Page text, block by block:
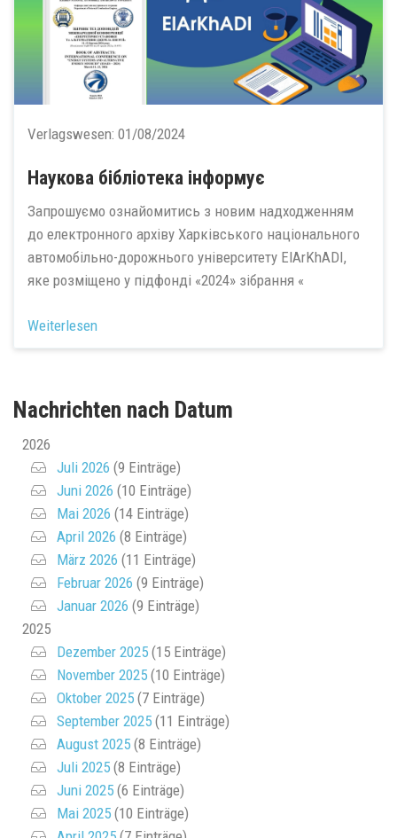
Verlagswesen: 01/08/2024
Наукова бібліотека інформує
Запрошуємо ознайомитись з новим надходженням
до електронного архіву Харківського національного
автомобільно-дорожнього університету ElArKhADI,
яке розміщено у підфонді «2024» зібрання «
Weiterlesen
Nachrichten nach Datum
2026
Juli 2026 (9 Einträge)
Juni 2026 (10 Einträge)
Mai 2026 (14 Einträge)
April 2026 (8 Einträge)
März 2026 (11 Einträge)
Februar 2026 (9 Einträge)
Januar 2026 (9 Einträge)
2025
Dezember 2025 (15 Einträge)
November 2025 (10 Einträge)
Oktober 2025 (7 Einträge)
September 2025 (11 Einträge)
August 2025 (8 Einträge)
Juli 2025 (8 Einträge)
Juni 2025 (6 Einträge)
Mai 2025 (10 Einträge)